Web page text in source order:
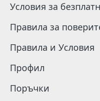
Условия за
Правила за
Правила и Условия
Профил
Поръчки